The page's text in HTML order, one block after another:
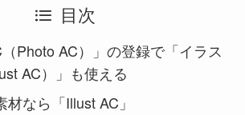
目次
（Photo AC）」の登録で「イラス
AC）」も使える
材なら「Illust AC」